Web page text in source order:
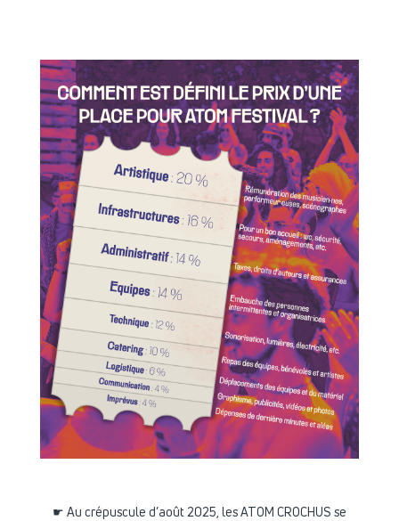
☛ Au crépuscule d’août 2025, les ATOM CROCHUS se